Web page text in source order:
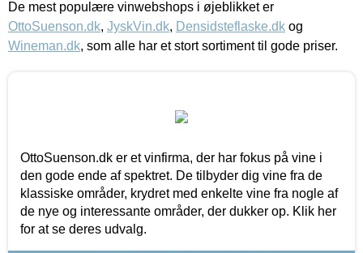
De mest populære vinwebshops i øjeblikket er
OttoSuenson.dk, JyskVin.dk, Densidsteflaske.dk og
Wineman.dk, som alle har et stort sortiment til gode priser.
OttoSuenson.dk er et vinfirma, der har fokus på vine i
den gode ende af spektret. De tilbyder dig vine fra de
klassiske områder, krydret med enkelte vine fra nogle af
de nye og interessante områder, der dukker op. Klik her
for at se deres udvalg.